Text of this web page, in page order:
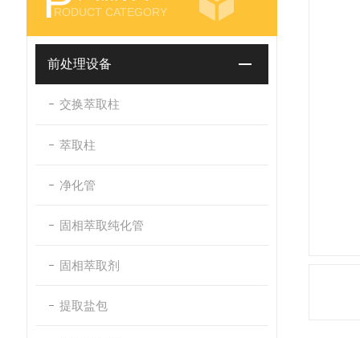
RODUCT CATEGORY
前处理设备
交换萃取柱
萃取柱
净化管
固相萃取纯化管
固相萃取剂
提取盐包